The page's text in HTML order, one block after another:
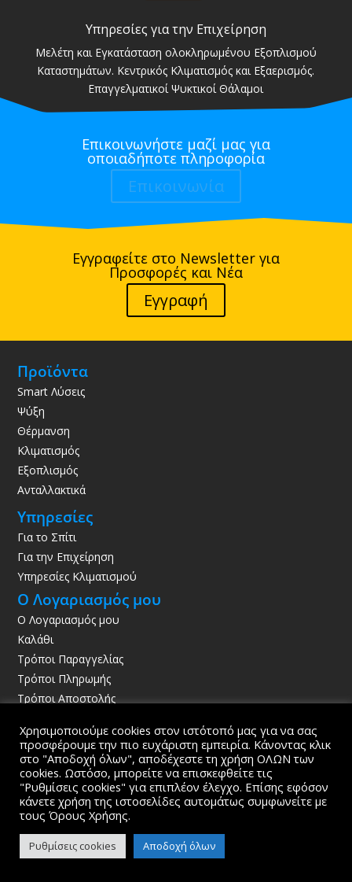
Υπηρεσίες για την Επιχείρηση
Μελέτη και Εγκατάσταση ολοκληρωμένου Εξοπλισμού
Καταστημάτων. Κεντρικός Κλιματισμός και Εξαερισμός.
Επαγγελματικοί Ψυκτικοί Θάλαμοι
Επικοινωνήστε μαζί μας για
οποιαδήποτε πληροφορία
Επικοινωνία
Εγγραφείτε στο Newsletter για
Προσφορές και Νέα
Εγγραφή
Προϊόντα
Smart Λύσεις
Ψύξη
Θέρμανση
Κλιματισμός
Εξοπλισμός
Ανταλλακτικά
Υπηρεσίες
Για το Σπίτι
Για την Επιχείρηση
Υπηρεσίες Κλιματισμού
Ο Λογαριασμός μου
Ο Λογαριασμός μου
Καλάθι
Τρόποι Παραγγελίας
Τρόποι Πληρωμής
Τρόποι Αποστολής
 Κατάστημα
Διακοπτό
Αχαϊα
25003
 Ωράριο
Δευτέρα έως Σάββατο
Χρησιμοποιούμε cookies στον ιστότοπό μας για να σας
προσφέρουμε την πιο ευχάριστη εμπειρία. Κάνοντας κλικ
στο "Αποδοχή όλων", αποδέχεστε τη χρήση ΟΛΩΝ των
cookies. Ωστόσο, μπορείτε να επισκεφθείτε τις
"Ρυθμίσεις cookies" για επιπλέον έλεγχο. Επίσης εφόσον
κάνετε χρήση της ιστοσελίδες αυτομάτως συμφωνείτε με
τους Όρους Χρήσης.
Ρυθμίσεις cookies Αποδοχή όλων